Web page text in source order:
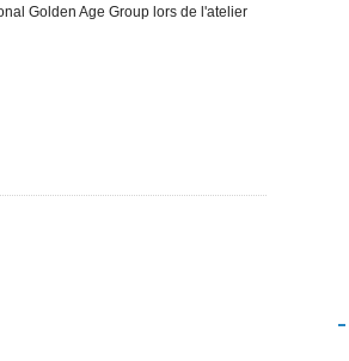
Golden Age Group lors de l'atelier